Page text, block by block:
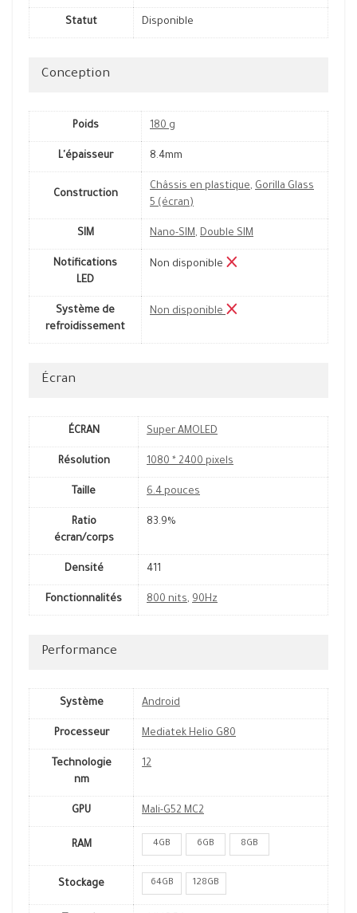
Statut Disponible
Conception
Poids 180 g
L'épaisseur 8.4mm
Construction
Châssis en plastique, Gorilla Glass
5 (écran)
SIM Nano-SIM, Double SIM
Notifications
LED
Non disponible
Système de
refroidissement
Non disponible
Écran
ÉCRAN Super AMOLED
Résolution 1080 * 2400 pixels
Taille 6.4 pouces
Ratio
écran/corps
83.9%
Densité 411
Fonctionnalités 800 nits, 90Hz
Performance
Système Android
Processeur Mediatek Helio G80
Technologie
nm
12
GPU Mali-G52 MC2
RAM 4GB 6GB 8GB
Stockage 64GB 128GB